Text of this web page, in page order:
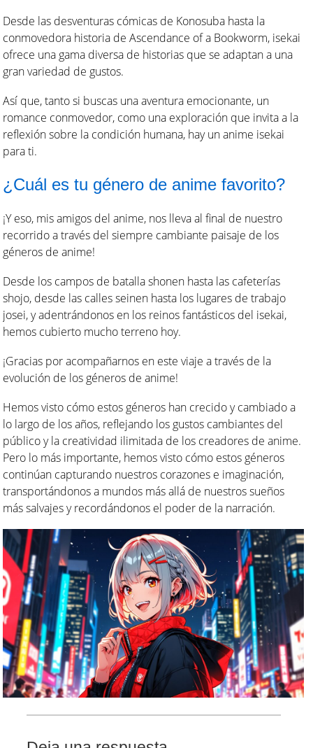
Desde las desventuras cómicas de Konosuba hasta la
conmovedora historia de Ascendance of a Bookworm, isekai
ofrece una gama diversa de historias que se adaptan a una
gran variedad de gustos.
Así que, tanto si buscas una aventura emocionante, un
romance conmovedor, como una exploración que invita a la
reflexión sobre la condición humana, hay un anime isekai
para ti.
¿Cuál es tu género de anime favorito?
¡Y eso, mis amigos del anime, nos lleva al final de nuestro
recorrido a través del siempre cambiante paisaje de los
géneros de anime!
Desde los campos de batalla shonen hasta las cafeterías
shojo, desde las calles seinen hasta los lugares de trabajo
josei, y adentrándonos en los reinos fantásticos del isekai,
hemos cubierto mucho terreno hoy.
¡Gracias por acompañarnos en este viaje a través de la
evolución de los géneros de anime!
Hemos visto cómo estos géneros han crecido y cambiado a
lo largo de los años, reflejando los gustos cambiantes del
público y la creatividad ilimitada de los creadores de anime.
Pero lo más importante, hemos visto cómo estos géneros
continúan capturando nuestros corazones e imaginación,
transportándonos a mundos más allá de nuestros sueños
más salvajes y recordándonos el poder de la narración.